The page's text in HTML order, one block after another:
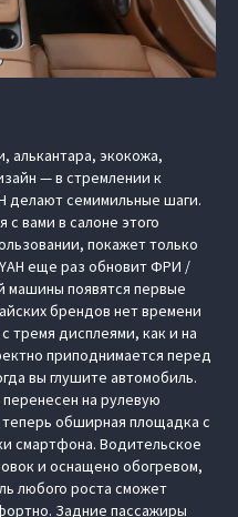
алькантара, экокожа,
— в стремлении к
делают семимильные шаги.
с вами в салоне этого
покажет только
еще раз обновит ФРИ /
машины появятся первые
брендов нет времени
тремя дисплеями, как и на
приподнимается перед
вы глушите автомобиль.
на рулевую
обширная площадка с
смартфона. Водительское
и оснащено обогревом,
любого роста сможет
Задние пассажиры